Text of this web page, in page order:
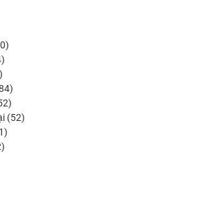
40
14
produits
84
produits
52
produits
5252
101
produits
42